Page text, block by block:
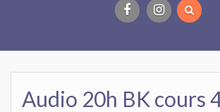
Audio 20h BK cours